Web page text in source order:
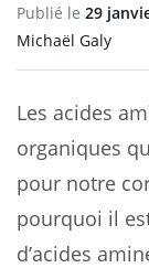
Publié le 29
Michaël Galy
Les acides
organiques
pour notre
pourquoi il
d’acides